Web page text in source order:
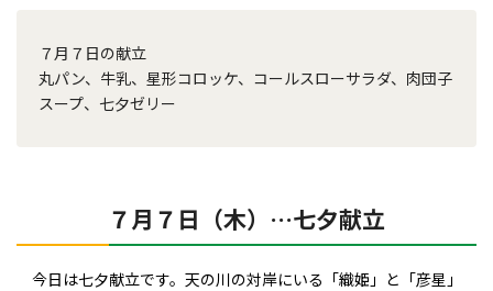
７月７日の献立
丸パン、牛乳、星形コロッケ、コールスローサラダ、肉団子
スープ、七夕ゼリー
７月７日（木）…七夕献立
今日は七夕献立です。天の川の対岸にいる「織姫」と「彦星」